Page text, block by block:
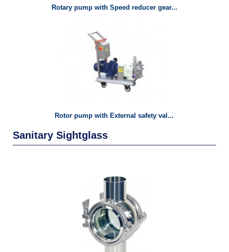
Rotary pump with Speed reducer gear...
Rotor pump with External safety val...
Sanitary Sightglass